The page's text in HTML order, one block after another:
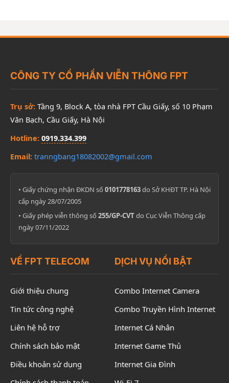
CÔNG TY CỔ PHẦN VIỄN THÔNG FPT
Trụ sở: Tầng 9, Block A, tòa nhà FPT Cầu Giấy, số 10 Phạm
Văn Bạch, Cầu Giấy, Hà Nội
Hotline: 0919.334.399
Email: tranngbang18082002@gmail.com
• Giấy chứng nhận ĐKDN số 0101778163do Sở KHĐT TP. Hà Nội
cấp ngày 28/07/2005
• Giấy phép viễn thông số 255/GP-CVTdo Cục Viễn Thông cấp
ngày 07/11/2022
VỀ FPT TELECOM
Giới thiệu chung
Tin tức công nghệ
Liên hệ hỗ trợ
Chính sách bảo mật
Điều khoản sử dụng
DỊCH VỤ NỔI BẬT
Combo Internet Camera
Combo Truyền Hình Internet
Internet Cá Nhân
Internet Game Thủ
Internet Gia Đình